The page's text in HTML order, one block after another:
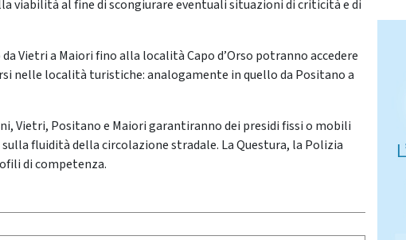
viabilità al fine di scongiurare eventuali situazioni di criticità e di
Vietri a Maiori fino alla località Capo d’Orso potranno accedere
nelle località turistiche: analogamente in quello da Positano a
Vietri, Positano e Maiori garantiranno dei presidi fissi o mobili
fluidità della circolazione stradale. La Questura, la Polizia
di competenza.